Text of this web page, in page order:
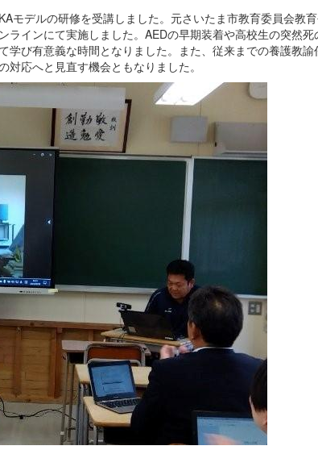
モデルの研修を受講しました。元さいたま市教育委員会教
インにて実施しました。AEDの早期装着や高校生の突然死
学び有意義な時間となりました。また、従来までの養護教
応へと見直す機会ともなりました。